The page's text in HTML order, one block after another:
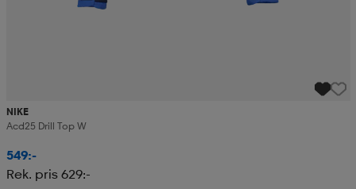
NIKE
Acd25 Drill Top W
549:-
Rek. pris 629:-